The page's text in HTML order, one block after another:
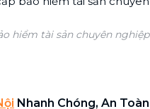
hiểm tài sản chuyên nghiệp
Nhanh Chóng, An Toàn